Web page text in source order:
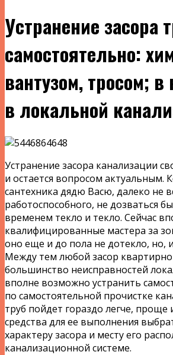
Устранение засора
самостоятельно:
вантузом, тросом; в
в локальной
Устранение засора канализации
и остается вопросом актуальным.
сантехника дядю Васю, далеко не
работоспособного, не дозваться
временем текло и текло. Сейчас
квалифицированные мастера за
оно еще и до пола не дотекло, но,
Между тем любой засор
большинство неисправностей
вполне возможно устранить
по самостоятельной прочистке
труб пойдет гораздо легче, проще
средства для ее выполнения
характеру засора и месту его
канализационной системе.